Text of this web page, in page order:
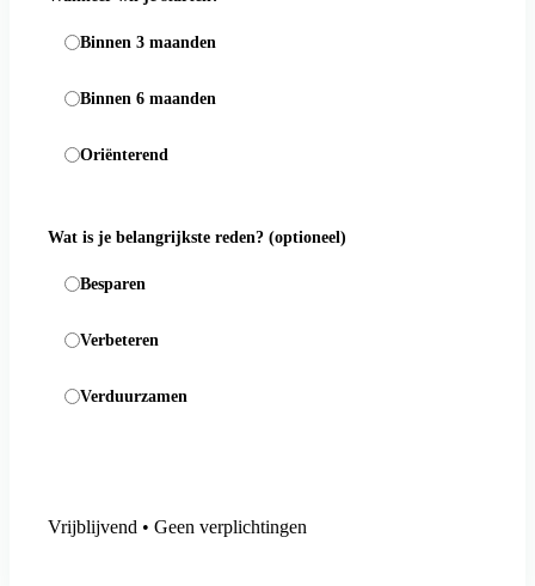
Binnen 3 maanden
Binnen 6 maanden
Oriënterend
Wat is je belangrijkste reden? (optioneel)
Besparen
Verbeteren
Verduurzamen
Vrijblijvend • Geen verplichtingen